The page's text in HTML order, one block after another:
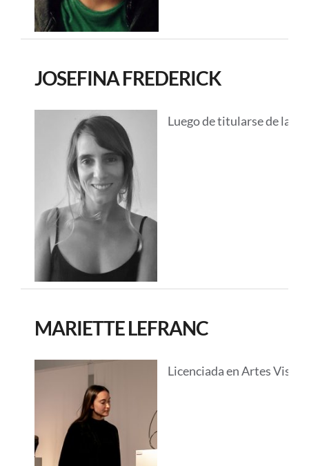
JOSEFINA FREDERICK
Luego de titularse de la
MARIETTE LEFRANC
Licenciada en Artes